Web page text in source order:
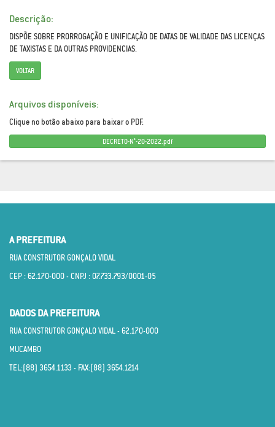
Descrição:
DISPÕE SOBRE PRORROGAÇÃO E UNIFICAÇÃO DE DATAS DE VALIDADE DAS LICENÇAS
DE TAXISTAS E DA OUTRAS PROVIDENCIAS.
VOLTAR
Arquivos disponíveis:
Clique no botão abaixo para baixar o PDF.
DECRETO-N°-20-2022.pdf
A PREFEITURA
RUA CONSTRUTOR GONÇALO VIDAL
CEP : 62.170­-000 - CNPJ : 07.733.793/0001­-05
DADOS DA PREFEITURA
RUA CONSTRUTOR GONÇALO VIDAL - 62.170­-000
MUCAMBO
TEL:(88) 3654.1133 - FAX:(88) 3654.1214